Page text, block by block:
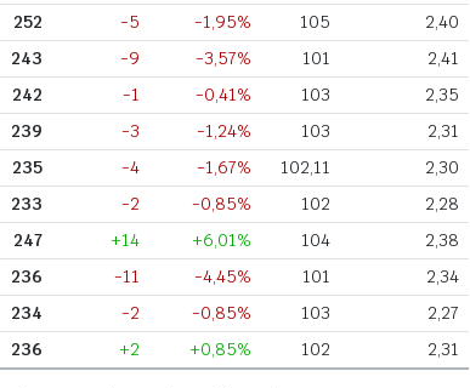
252 -5 -1,95% 105
2,40
243 -9 -3,57% 101
2,41
242 -1 -0,41% 103
2,35
239 -3 -1,24% 103
2,31
235 -4 -1,67% 102,11
2,30
233 -2 -0,85% 102
2,28
247 +14 +6,01% 104
2,38
236 -11 -4,45% 101
2,34
234 -2 -0,85% 103
2,27
236 +2 +0,85% 102 2,31